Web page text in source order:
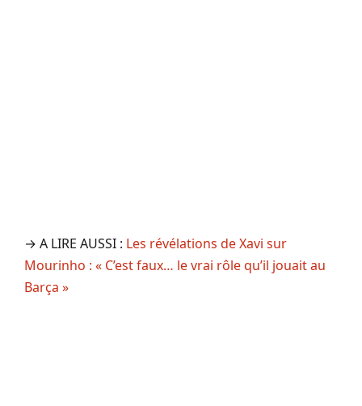
→ A LIRE AUSSI : Les révélations de Xavi sur
Mourinho : « C’est faux… le vrai rôle qu’il jouait au
Barça »